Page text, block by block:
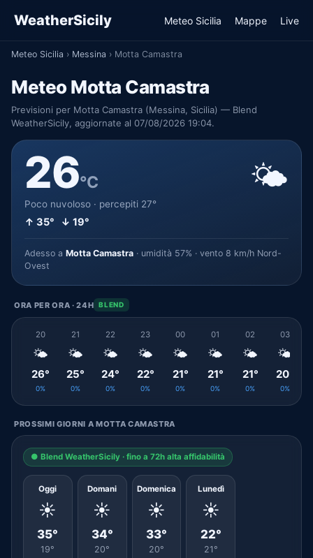
WeatherSicily Meteo Sicilia Mappe Live
Meteo Sicilia › Messina › Motta Camastra
Meteo Motta Camastra
Previsioni per Motta Camastra (Messina, Sicilia) — Blend
WeatherSicily, aggiornate al 07/08/2026 19:04.
26°C
Poco nuvoloso · percepiti 27°
↑ 35° ↓ 19°
🌤️
Adesso a Motta Camastra · umidità 57% · vento 8 km/h Nord-
Ovest
ORA PER ORA · 24H BLEND
20
🌤️
26°
0%
21
🌤️
25°
0%
22
🌤️
24°
0%
23
🌤️
22°
0%
00
🌤️
21°
0%
01
🌤️
21°
0%
02
🌤️
21°
0%
03
🌤️
20°
0%
PROSSIMI GIORNI A MOTTA CAMASTRA
● Blend WeatherSicily · fino a 72h alta affidabilità
Oggi
☀️
35°
19°
Domani
☀️
34°
20°
Domenica
☀️
33°
20°
Lunedì
☀️
22°
21°